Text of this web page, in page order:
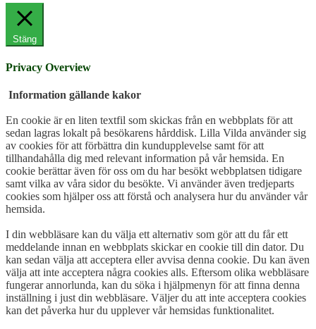
Stäng
Privacy Overview
Information gällande kakor
En cookie är en liten textfil som skickas från en webbplats för att
sedan lagras lokalt på besökarens hårddisk. Lilla Vilda använder sig
av cookies för att förbättra din kundupplevelse samt för att
tillhandahålla dig med relevant information på vår hemsida. En
cookie berättar även för oss om du har besökt webbplatsen tidigare
samt vilka av våra sidor du besökte. Vi använder även tredjeparts
cookies som hjälper oss att förstå och analysera hur du använder vår
hemsida.
I din webbläsare kan du välja ett alternativ som gör att du får ett
meddelande innan en webbplats skickar en cookie till din dator. Du
kan sedan välja att acceptera eller avvisa denna cookie. Du kan även
välja att inte acceptera några cookies alls. Eftersom olika webbläsare
fungerar annorlunda, kan du söka i hjälpmenyn för att finna denna
inställning i just din webbläsare. Väljer du att inte acceptera cookies
kan det påverka hur du upplever vår hemsidas funktionalitet.